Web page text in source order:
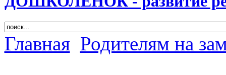
Главная Родителям на